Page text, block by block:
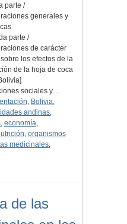
parte /
generales y
parte /
de carácter
los efectos de la
de la hoja de coca
sociales y…
, Bolivia,
andinas,
, economía,
, organismos
medicinales,
de las